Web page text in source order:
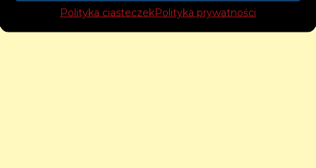
Polityka ciasteczekPolityka prywatności